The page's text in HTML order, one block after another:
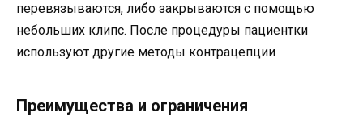
перевязываются, либо закрываются с помощью
небольших клипс. После процедуры пациентки
используют другие методы контрацепции
Преимущества и ограничения